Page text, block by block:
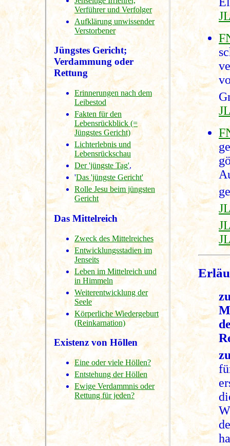
Verführer und Verfolger
Aufklärung unwissender
Verstorbener
Jüngstes Gericht;
Verdammung oder
Rettung
Erinnerungen nach dem
Leibestod
Fakten für den
Lebensrückblick (=
Jüngstes Gericht)
Lichterlebnis und
Lebensrückschau
Der 'jüngste Tag',
'Das 'jüngste Gericht'
Rolle Jesu beim jüngsten
Gericht
Das Mittelreich
Zweck des Mittelreiches
Entwicklungsstadien im
Jenseits
Leben im Mittelreich und
in Himmeln
Weiterentwicklung der
Seele
Körperliche Wiedergeburt
(Reinkarnation)
Existenz von Höllen
Eine oder viele Höllen?
Entstehung der Höllen
Ewige Verdammnis oder
Rettung für jeden?